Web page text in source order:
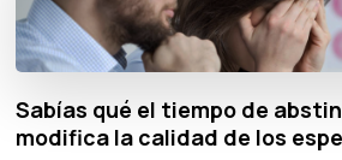
Sabías qué el tiempo de
modifica la calidad de los